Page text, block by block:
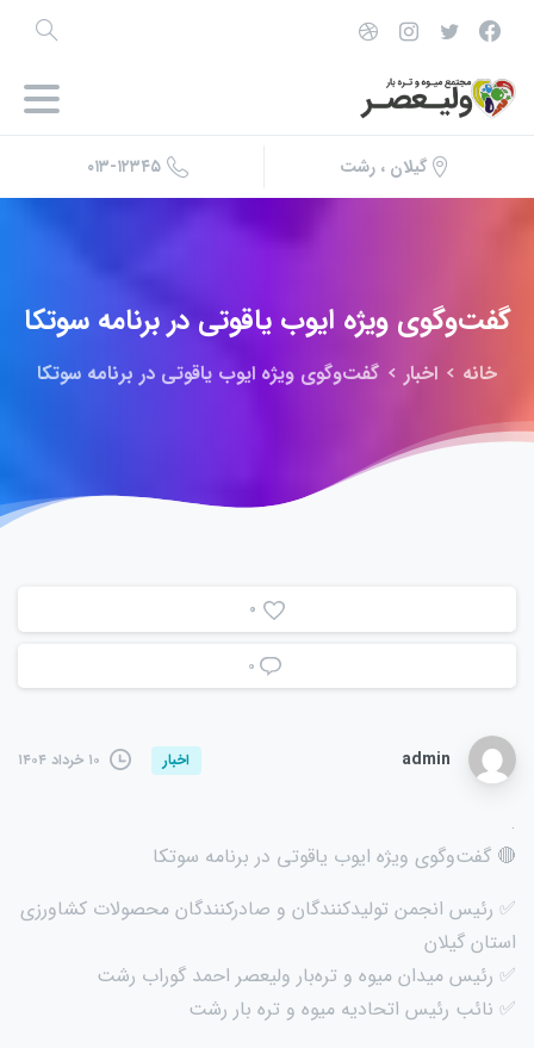
گیلان ، رشت ۰۱۳-۱۲۳۴۵
گفت‌وگوی ویژه ایوب یاقوتی در برنامه سوتکا
خانه اخبار گفت‌وگوی ویژه ایوب یاقوتی در برنامه سوتکا
0
۰
admin اخبار ۱۰ خرداد ۱۴۰۴
.
🔴 گفت‌وگوی ویژه ایوب یاقوتی در برنامه سوتکا
✅ رئیس انجمن تولیدکنندگان و صادرکنندگان محصولات کشاورزی
استان گیلان
✅ رئیس میدان میوه و تره‌بار ولیعصر احمد گوراب رشت
✅ نائب رئیس اتحادیه میوه و تره بار رشت